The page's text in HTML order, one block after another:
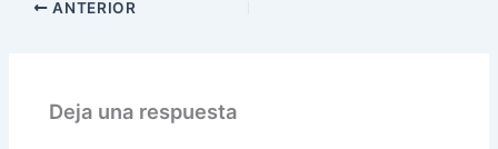
ANTERIOR
Deja una respuesta